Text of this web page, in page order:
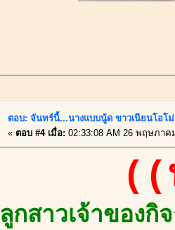
ตอบ: จันทร์นี้...นางแบบนู้ด ขาวเนียนโอโ
« ตอบ #4 เมื่อ: 02:33:08 AM 26 พฤษภาค
((
ลูกสาวเจ้าของ